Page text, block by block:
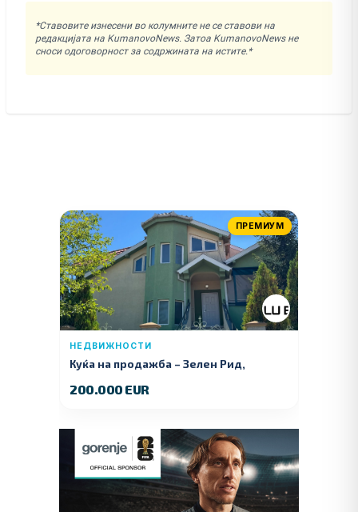
*Ставовите изнесени во колумните не се ставови на
редакцијата на KumanovoNews. Затоа KumanovoNews не
сноси одоговорност за содржината на истите.*
ПРЕМИУМ
НЕДВИЖНОСТИ
Куќа на продажба – Зелeн Рид,
200.000 EUR